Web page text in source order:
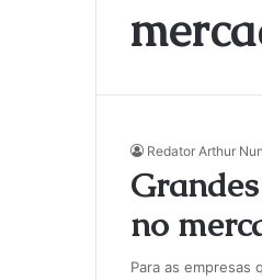
Redator Arthur
no
Para as empresas